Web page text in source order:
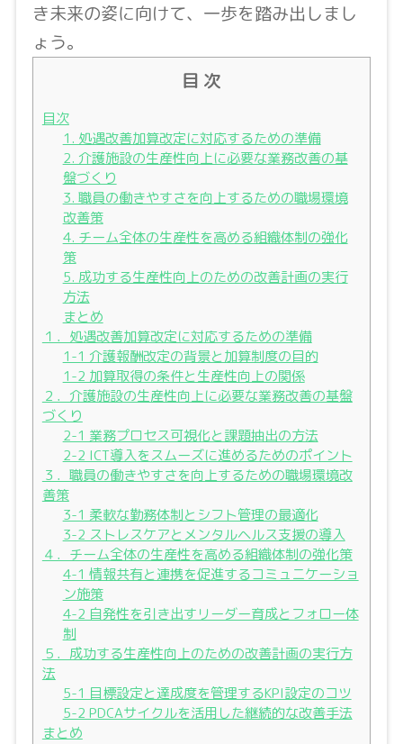
き未来の姿に向けて、一歩を踏み出しまし
ょう。
目 次
目次
1. 処遇改善加算改定に対応するための準備
2. 介護施設の生産性向上に必要な業務改善の基
盤づくり
3. 職員の働きやすさを向上するための職場環境
改善策
4. チーム全体の生産性を高める組織体制の強化
策
5. 成功する生産性向上のための改善計画の実行
方法
まとめ
１．処遇改善加算改定に対応するための準備
1-1 介護報酬改定の背景と加算制度の目的
1-2 加算取得の条件と生産性向上の関係
２．介護施設の生産性向上に必要な業務改善の基盤
づくり
2-1 業務プロセス可視化と課題抽出の方法
2-2 ICT導入をスムーズに進めるためのポイント
３．職員の働きやすさを向上するための職場環境改
善策
3-1 柔軟な勤務体制とシフト管理の最適化
3-2 ストレスケアとメンタルヘルス支援の導入
４．チーム全体の生産性を高める組織体制の強化策
4-1 情報共有と連携を促進するコミュニケーショ
ン施策
4-2 自発性を引き出すリーダー育成とフォロー体
制
５．成功する生産性向上のための改善計画の実行方
法
5-1 目標設定と達成度を管理するKPI設定のコツ
5-2 PDCAサイクルを活用した継続的な改善手法
まとめ